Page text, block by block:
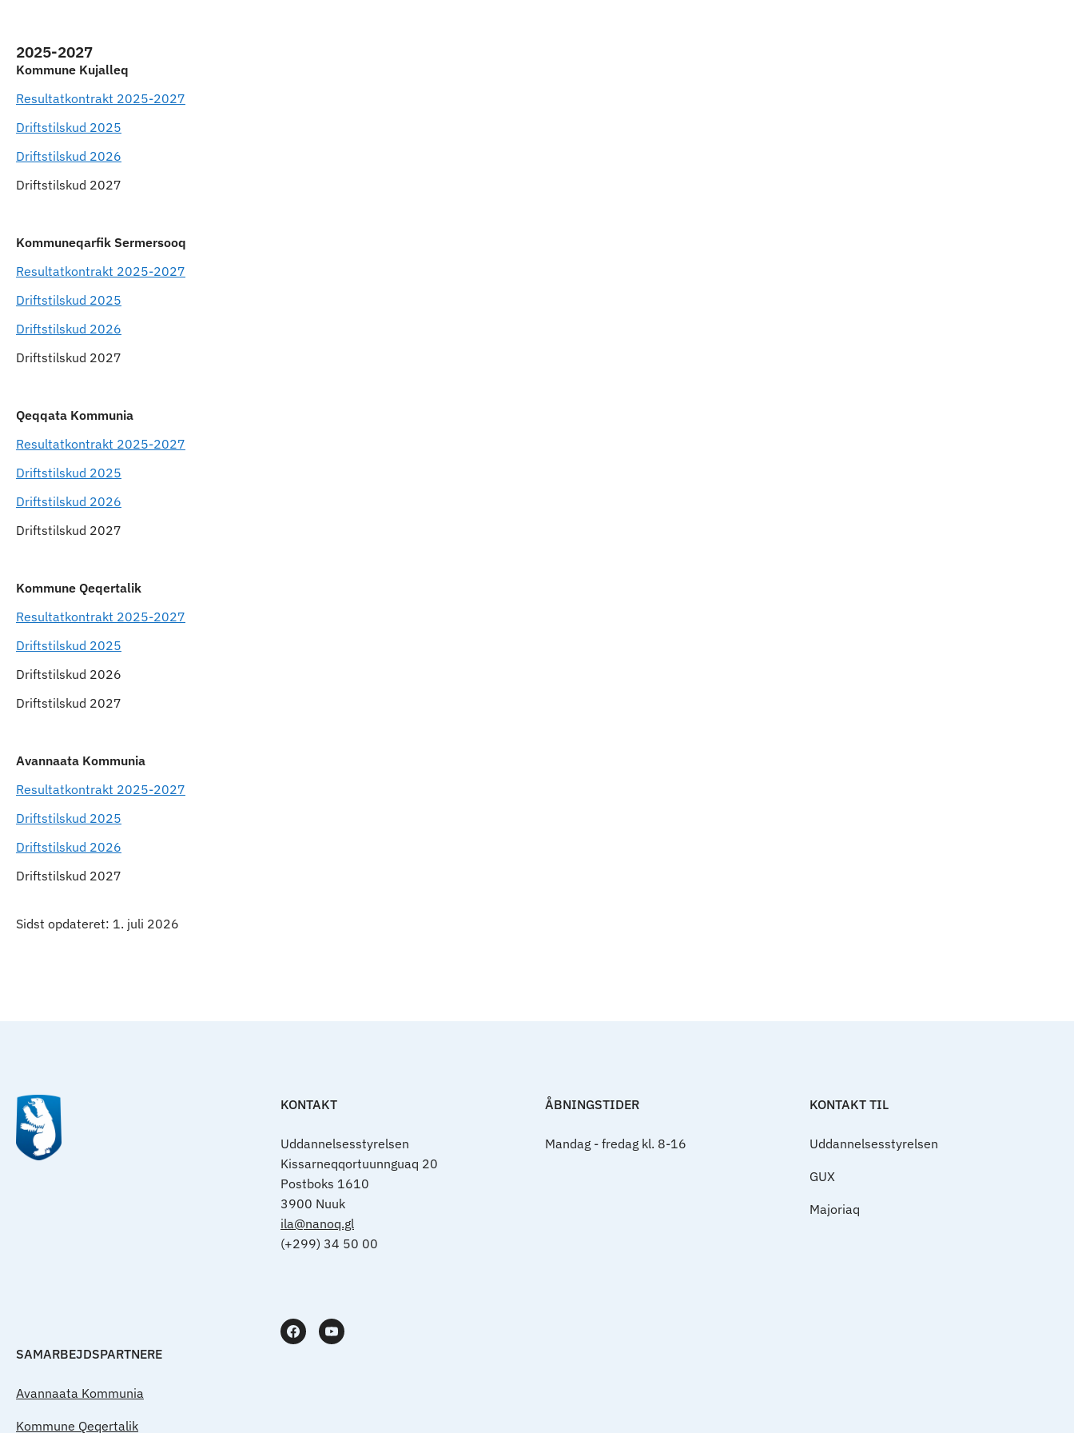
Indhold
2025-2027
Kommune Kujalleq
Resultatkontrakt 2025-2027
Driftstilskud 2025
Driftstilskud 2026
Driftstilskud 2027
Kommuneqarfik Sermersooq
Resultatkontrakt 2025-2027
Driftstilskud 2025
Driftstilskud 2026
Driftstilskud 2027
Qeqqata Kommunia
Resultatkontrakt 2025-2027
Driftstilskud 2025
Driftstilskud 2026
Driftstilskud 2027
Kommune Qeqertalik
Resultatkontrakt 2025-2027
Driftstilskud 2025
Driftstilskud 2026
Driftstilskud 2027
Avannaata Kommunia
Resultatkontrakt 2025-2027
Driftstilskud 2025
Driftstilskud 2026
Driftstilskud 2027
Sidst opdateret: 1. juli 2026
KONTAKT
Uddannelsesstyrelsen
Kissarneqqortuunnguaq 20
Postboks 1610
3900 Nuuk
ila@nanoq.gl
(+299) 34 50 00
ÅBNINGSTIDER
Mandag - fredag kl. 8-16
KONTAKT TIL
Uddannelsesstyrelsen
GUX
Majoriaq
SAMARBEJDSPARTNERE
Avannaata Kommunia
Kommune Qeqertalik